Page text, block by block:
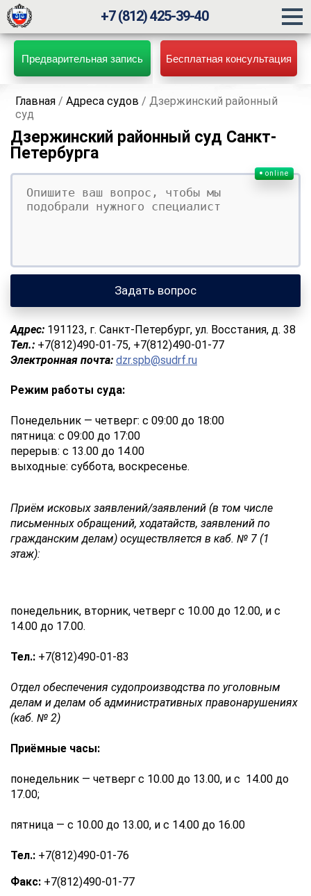
Предварительная запись Бесплатная консультация
+7 (812) 425-39-40
Главная /Адреса судов /Дзержинский районный
суд
Дзержинский районный суд Санкт-
Петербурга
Ваш вопрос
Ваше имя
Ваши контакты
online
Задать вопрос
Адрес: 191123, г. Санкт-Петербург, ул. Восстания, д. 38
Тел.: +7(812)490-01-75, +7(812)490-01-77
Электронная почта: dzr.spb@sudrf.ru
Режим работы суда:
Понедельник — четверг: с 09:00 до 18:00
пятница: с 09:00 до 17:00
перерыв: с 13.00 до 14.00
выходные: суббота, воскресенье.
Приём исковых заявлений/заявлений (в том числе
письменных обращений, ходатайств, заявлений по
гражданским делам) осуществляется в каб. № 7 (1
этаж):
понедельник, вторник, четверг с 10.00 до 12.00, и с
14.00 до 17.00.
Тел.: +7(812)490-01-83
Отдел обеспечения судопроизводства по уголовным
делам и делам об административных правонарушениях
(каб. № 2)
Приёмные часы:
понедельник — четверг с 10.00 до 13.00, и с 14.00 до
17.00;
пятница — с 10.00 до 13.00, и с 14.00 до 16.00
Тел.: +7(812)490-01-76
Факс: +7(812)490-01-77